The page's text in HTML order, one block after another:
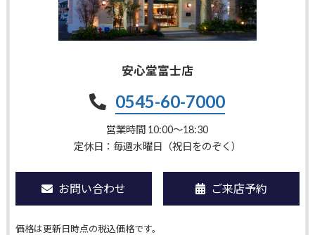
安心堂富士店
0545-60-7000
営業時間 10:00〜18:30
定休日：毎週水曜日（祝日をのぞく）
お問い合わせ ご来店予約
価格は更新日時点の税込価格です。